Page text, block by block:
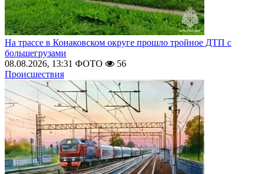
На трассе в Конаковском округе прошло тройное ДТП с
большегрузами
08.08.2026, 13:31 ФОТО
56
Происшествия